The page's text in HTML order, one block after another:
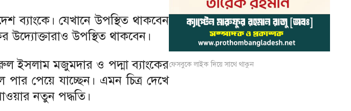
ব্যাংকে। যেখানে উপস্থিত থাকবেন
উদ্যোক্তারাও উপস্থিত থাকবেন।
ইসলাম মজুমদার ও পদ্মা ব্যাংকের
পেয়ে যাচ্ছেন। এমন চিত্র দেখে
নতুন পদ্ধতি।
ফেসবুকে লাইক দিয়ে সাথে থাকুন